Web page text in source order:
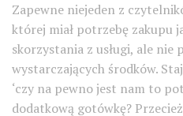
Zapewne niejeden z
której miał potrzebę zakupu
skorzystania z usługi, ale nie
wystarczających środków.
‘czy na pewno jest nam to
dodatkową gotówkę?